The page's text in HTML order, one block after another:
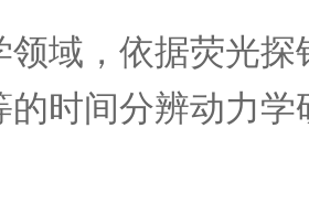
域，依据荧光
时间分辨动力学